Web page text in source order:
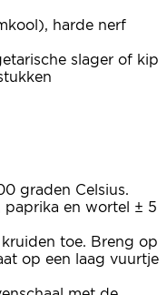
harde nerf
slager of kip
graden Celsius.
paprika en wortel ± 5
toe. Breng op
op een laag vuurtje